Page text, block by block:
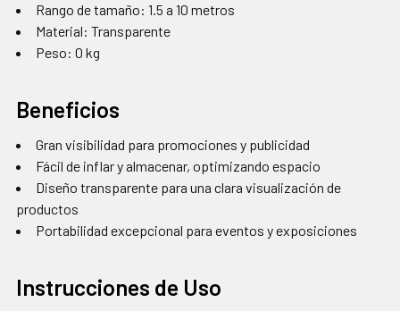
Rango de tamaño: 1.5 a 10 metros
Material: Transparente
Peso: 0 kg
Beneficios
Gran visibilidad para promociones y publicidad
Fácil de inflar y almacenar, optimizando espacio
Diseño transparente para una clara visualización de
productos
Portabilidad excepcional para eventos y exposiciones
Instrucciones de Uso